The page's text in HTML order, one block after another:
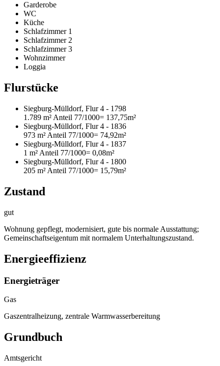
Garderobe
WC
Küche
Schlafzimmer 1
Schlafzimmer 2
Schlafzimmer 3
Wohnzimmer
Loggia
Flurstücke
Siegburg-Mülldorf, Flur 4 - 1798
1.789 m² Anteil 77/1000= 137,75m²
Siegburg-Mülldorf, Flur 4 - 1836
973 m² Anteil 77/1000= 74,92m²
Siegburg-Mülldorf, Flur 4 - 1837
1 m² Anteil 77/1000= 0,08m²
Siegburg-Mülldorf, Flur 4 - 1800
205 m² Anteil 77/1000= 15,79m²
Zustand
gut
Wohnung gepflegt, modernisiert, gute bis normale Ausstattung;
Gemeinschaftseigentum mit normalem Unterhaltungszustand.
Energieeffizienz
Energieträger
Gas
Gaszentralheizung, zentrale Warmwasserbereitung
Grundbuch
Amtsgericht